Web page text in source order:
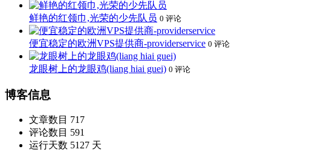
鲜艳的红领巾,光荣的少先队员 0 评论
便宜稳定的欧洲VPS提供商-providerservice 0 评论
龙眼树上的龙眼鸡(liang hiai guei) 0 评论
博客信息
文章数目 717
评论数目 591
运行天数 5127 天